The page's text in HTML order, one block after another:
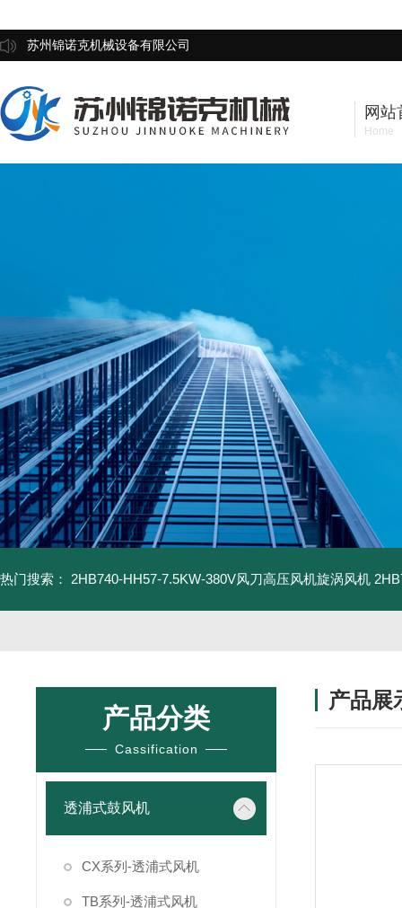
苏州锦诺克机械设备有限公司
网站
Home
热门搜索： 2HB740-HH57-7.5KW-380V风刀高压风机旋涡风机
产品分类
Cassification
透浦式鼓风机
CX系列-透浦式风机
TB系列-透浦式风机
产品展